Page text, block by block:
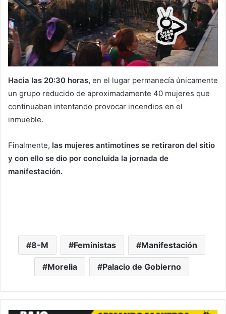
Hacia las 20:30 horas, en el lugar permanecía únicamente
un grupo reducido de aproximadamente 40 mujeres que
continuaban intentando provocar incendios en el
inmueble.
Finalmente, las mujeres antimotines se retiraron del sitio
y con ello se dio por concluida la jornada de
manifestación.
8-M Feministas Manifestación
Morelia Palacio de Gobierno